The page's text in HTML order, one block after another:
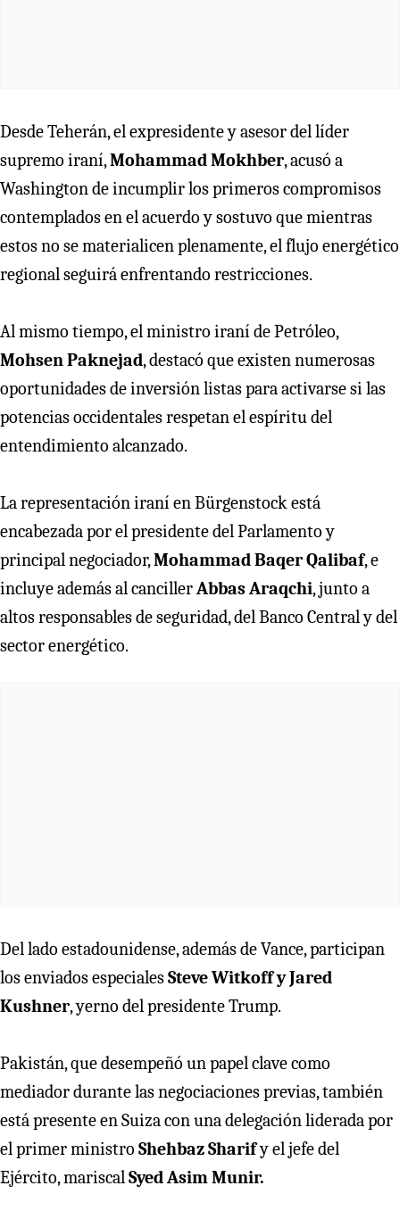
Desde Teherán, el expresidente y asesor del líder
supremo iraní,Mohammad Mokhber, acusó a
Washington de incumplir los primeros compromisos
contemplados en el acuerdo y sostuvo que mientras
estos no se materialicen plenamente, el flujo energético
regional seguirá enfrentando restricciones.
Al mismo tiempo, el ministro iraní de Petróleo,
Mohsen Paknejad, destacó que existen numerosas
oportunidades de inversión listas para activarse si las
potencias occidentales respetan el espíritu del
entendimiento alcanzado.
La representación iraní en Bürgenstock está
encabezada por el presidente del Parlamento y
principal negociador,Mohammad Baqer Qalibaf, e
incluye además al cancillerAbbas Araqchi, junto a
altos responsables de seguridad, del Banco Central y del
sector energético.
Del lado estadounidense, además de Vance, participan
los enviados especialesSteve Witkoff y Jared
Kushner, yerno del presidente Trump.
Pakistán, que desempeñó un papel clave como
mediador durante las negociaciones previas, también
está presente en Suiza con una delegación liderada por
el primer ministro Shehbaz Sharify el jefe del
Ejército, mariscalSyed Asim Munir.